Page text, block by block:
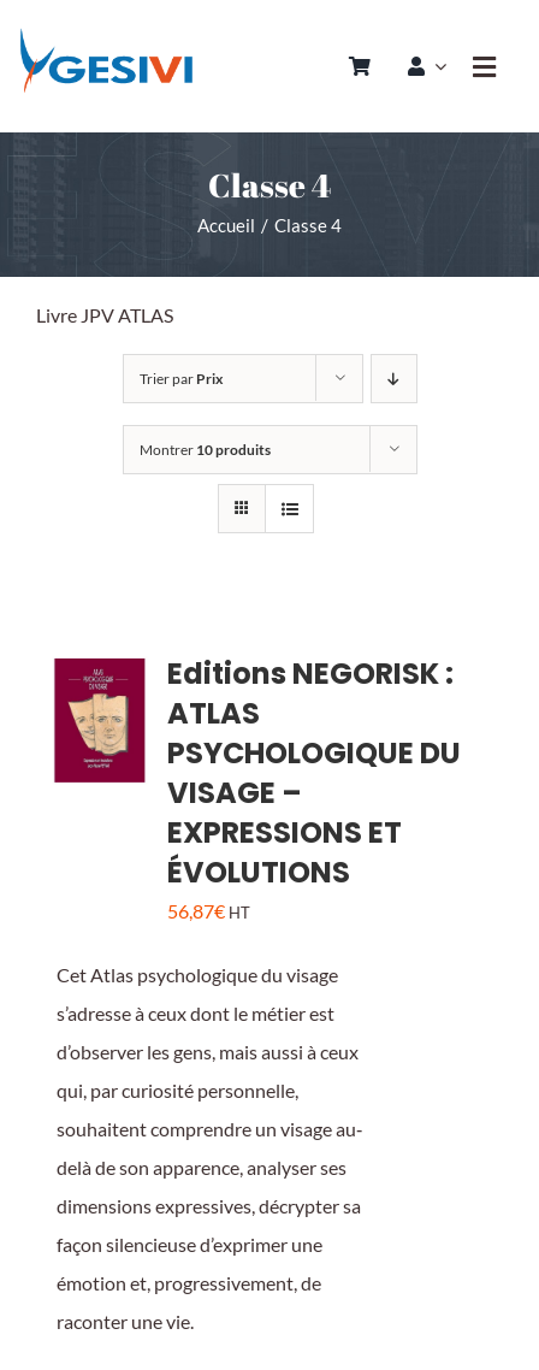
contenu
Accueil
Nos Prestations
Classe 4
Accueil Classe 4
Livre JPV ATLAS
Trier par Prix
Montrer 10 produits
Editions NEGORISK :
ATLAS
PSYCHOLOGIQUE DU
VISAGE –
EXPRESSIONS ET
ÉVOLUTIONS
56,87€ HT
Cet Atlas psychologique du visage
s’adresse à ceux dont le métier est
d’observer les gens, mais aussi à ceux
qui, par curiosité personnelle,
souhaitent comprendre un visage au‐
delà de son apparence, analyser ses
dimensions expressives, décrypter sa
façon silencieuse d’exprimer une
émotion et, progressivement, de
raconter une vie.